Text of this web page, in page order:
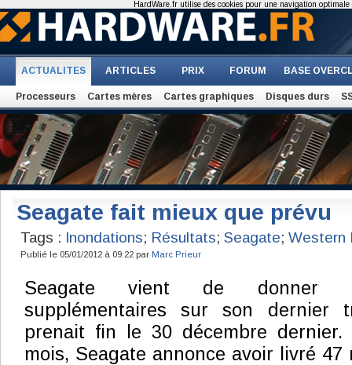
ACTUALITES ARTICLES PRIX FORUM BASE
Processeurs Cartes mères Cartes graphiques Disques durs
Seagate fait mieux que prévu
Tags : Inondations; Résultats; Seagate; Western
Publié le 05/01/2012 à 09:22 par Marc Prieur
Seagate vient de donner
supplémentaires sur son dernier
prenait fin le 30 décembre
mois, Seagate annonce avoir livré
HardWare.fr utilise des cookies pour une navigation